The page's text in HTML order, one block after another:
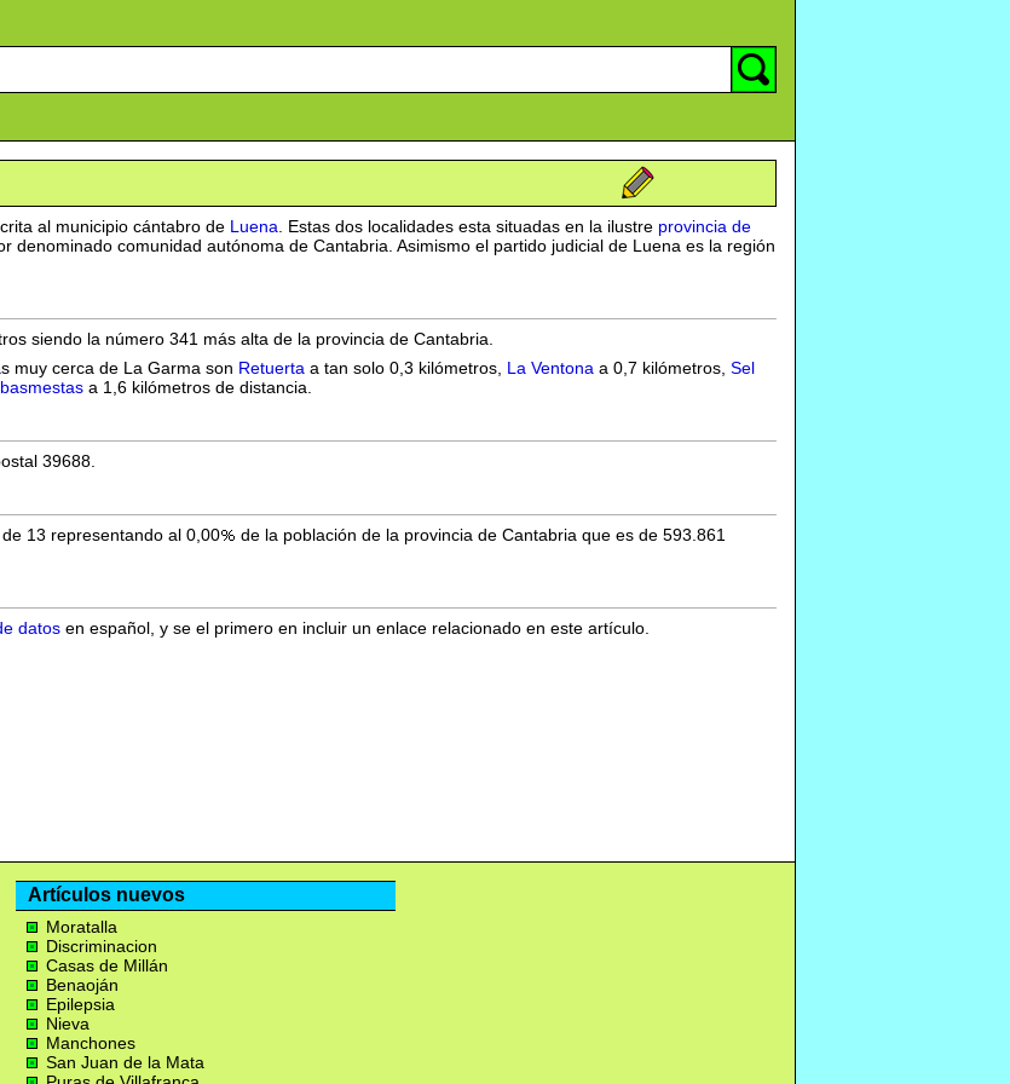
al municipio cántabro de Luena . Estas dos localidades esta situadas en la ilustre provincia de
denominado comunidad autónoma de Cantabria. Asimismo el partido judicial de Luena es la región
siendo la número 341 más alta de la provincia de Cantabria.
muy cerca de La Garma son Retuerta a tan solo 0,3 kilómetros, La Ventona a 0,7 kilómetros, Sel
a 1,6 kilómetros de distancia.
39688.
13 representando al 0,00
de la población de la provincia de Cantabria que es de 593.861
datos en español, y se el primero en incluir un enlace relacionado en este artículo.
Artículos nuevos
Moratalla
Discriminacion
Casas de Millán
Benaoján
Epilepsia
Nieva
Manchones
San Juan de la Mata